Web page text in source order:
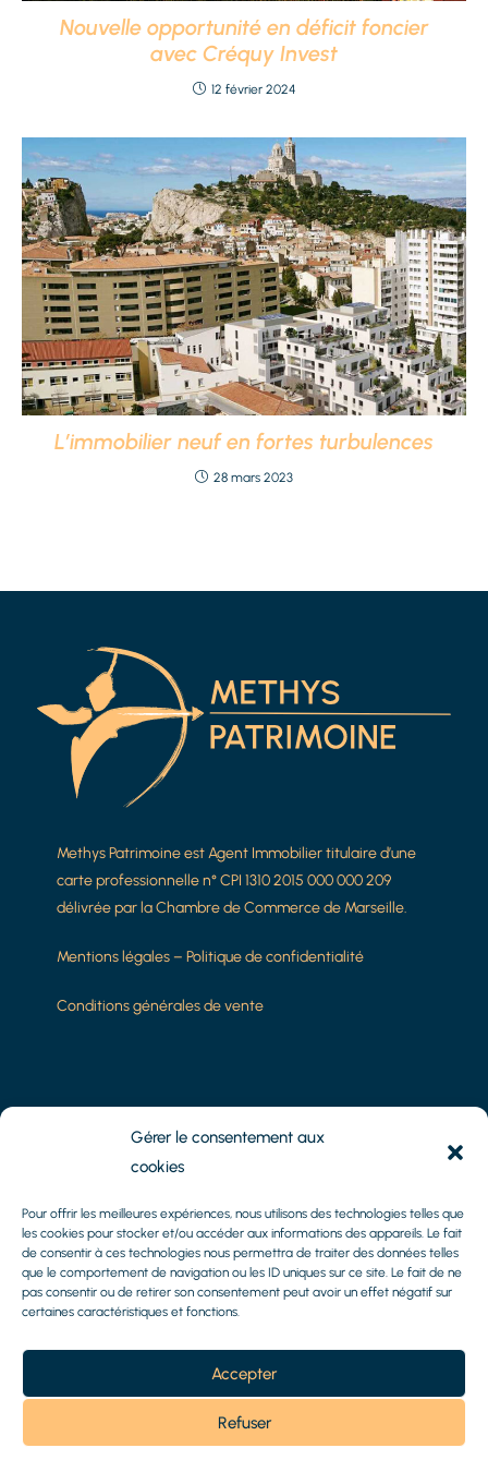
Gérer le consentement aux
cookies
Pour offrir les meilleures expériences, nous utilisons des technologies telles que
les cookies pour stocker et/ou accéder aux informations des appareils. Le fait
de consentir à ces technologies nous permettra de traiter des données telles
que le comportement de navigation ou les ID uniques sur ce site. Le fait de ne
pas consentir ou de retirer son consentement peut avoir un effet négatif sur
certaines caractéristiques et fonctions.
Accepter
Refuser
Nouvelle opportunité en déficit foncier
avec Créquy Invest
12 février 2024
L’immobilier neuf en fortes turbulences
28 mars 2023
Methys Patrimoine est Agent Immobilier titulaire d’une
carte professionnelle n° CPI 1310 2015 000 000 209
délivrée par la Chambre de Commerce de Marseille.
Mentions légales–Politique de confidentialité
Conditions générales de vente
Tél :06.61.15.51.14
Mail :axel@methys-patrimoine.fr